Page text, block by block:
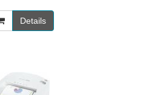
Details